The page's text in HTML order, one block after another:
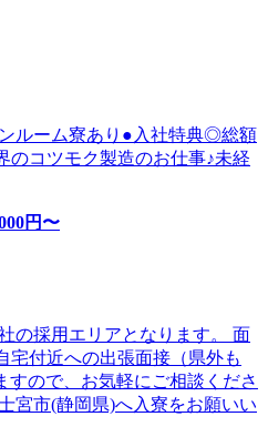
ルーム寮あり●入社特典◎総額
コツモク製造のお仕事♪未経
円〜
の採用エリアとなります。 面
宅付近への出張面接（県外も
すので、お気軽にご相談くださ
宮市(静岡県)へ入寮をお願いい